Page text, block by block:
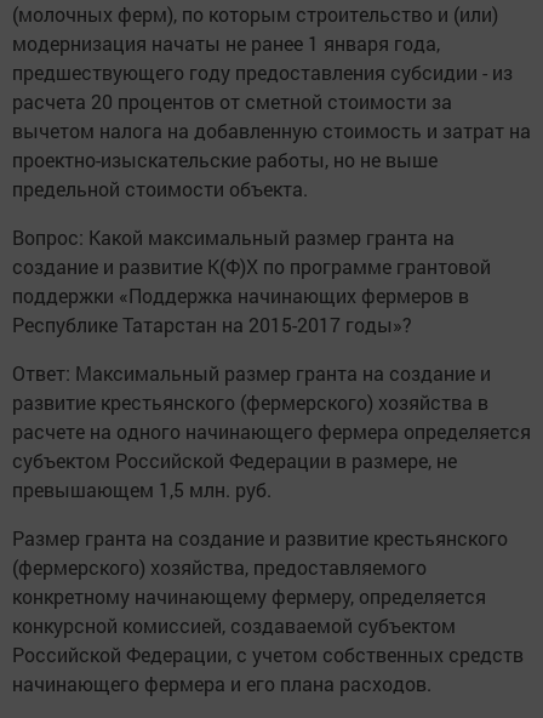
(молочных ферм), по которым строительство и (или)
модернизация начаты не ранее 1 января года,
предшествующего году предоставления субсидии - из
расчета 20 процентов от сметной стоимости за
вычетом налога на добавленную стоимость и затрат на
проектно-изыскательские работы, но не выше
предельной стоимости объекта.
Вопрос: Какой максимальный размер гранта на
создание и развитие К(Ф)Х по программе грантовой
поддержки «Поддержка начинающих фермеров в
Республике Татарстан на 2015-2017 годы»?
Ответ: Максимальный размер гранта на создание и
развитие крестьянского (фермерского) хозяйства в
расчете на одного начинающего фермера определяется
субъектом Российской Федерации в размере, не
превышающем 1,5 млн. руб.
Размер гранта на создание и развитие крестьянского
(фермерского) хозяйства, предоставляемого
конкретному начинающему фермеру, определяется
конкурсной комиссией, создаваемой субъектом
Российской Федерации, с учетом собственных средств
начинающего фермера и его плана расходов.